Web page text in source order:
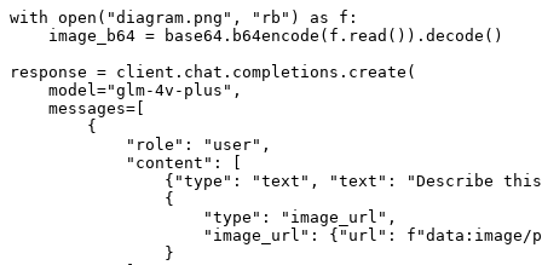
with open("diagram.png", "rb") as f:
    image_b64 = base64.b64encode(f.read()).decode()
response = client.chat.completions.create(
    model="glm-4v-plus",
    messages=[
        {
            "role": "user",
            "content": [
{"type": "text", "text": "Describe
                {
                    "type": "image_url",
"image_url": {"url": f"data:image/
                }